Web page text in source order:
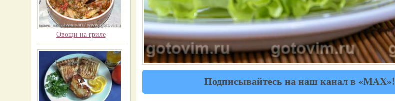
Овощи на гриле
Подписывайтесь на наш канал в «MAX»!